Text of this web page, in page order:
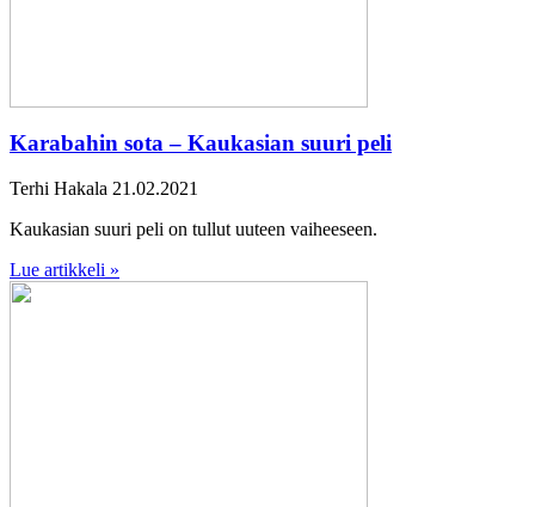
Karabahin sota – Kaukasian suuri peli
Terhi Hakala 21.02.2021
Kaukasian suuri peli on tullut uuteen vaiheeseen.
Lue artikkeli »